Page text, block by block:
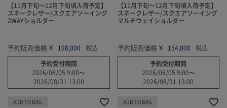
【11月下旬～12月下旬頃入荷予定】
スネークレザー/スクエアソーイング
2WAYショルダー
予約販売価格 ¥ 198,000
税込
予約受付期間
2026/08/05 9:00〜
2026/08/31 13:00
ADD TO BAG
【11月下旬～12月下旬頃入荷予定】
スネークレザー/スクエアソーイング
マルチウェイショルダー
予約販売価格 ¥ 154,000
税込
予約受付期間
2026/08/05 9:00〜
2026/08/31 13:00
ADD TO BAG